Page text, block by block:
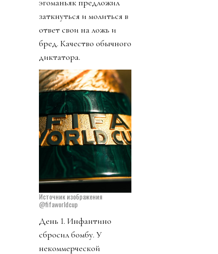
эгоманьяк предложил
заткнуться и молиться в
ответ свои на ложь и
бред. Качество обычного
диктатора.
Источник изображения
@fifaworldcup
День 1. Инфантино
сбросил бомбу. У
некоммерческой